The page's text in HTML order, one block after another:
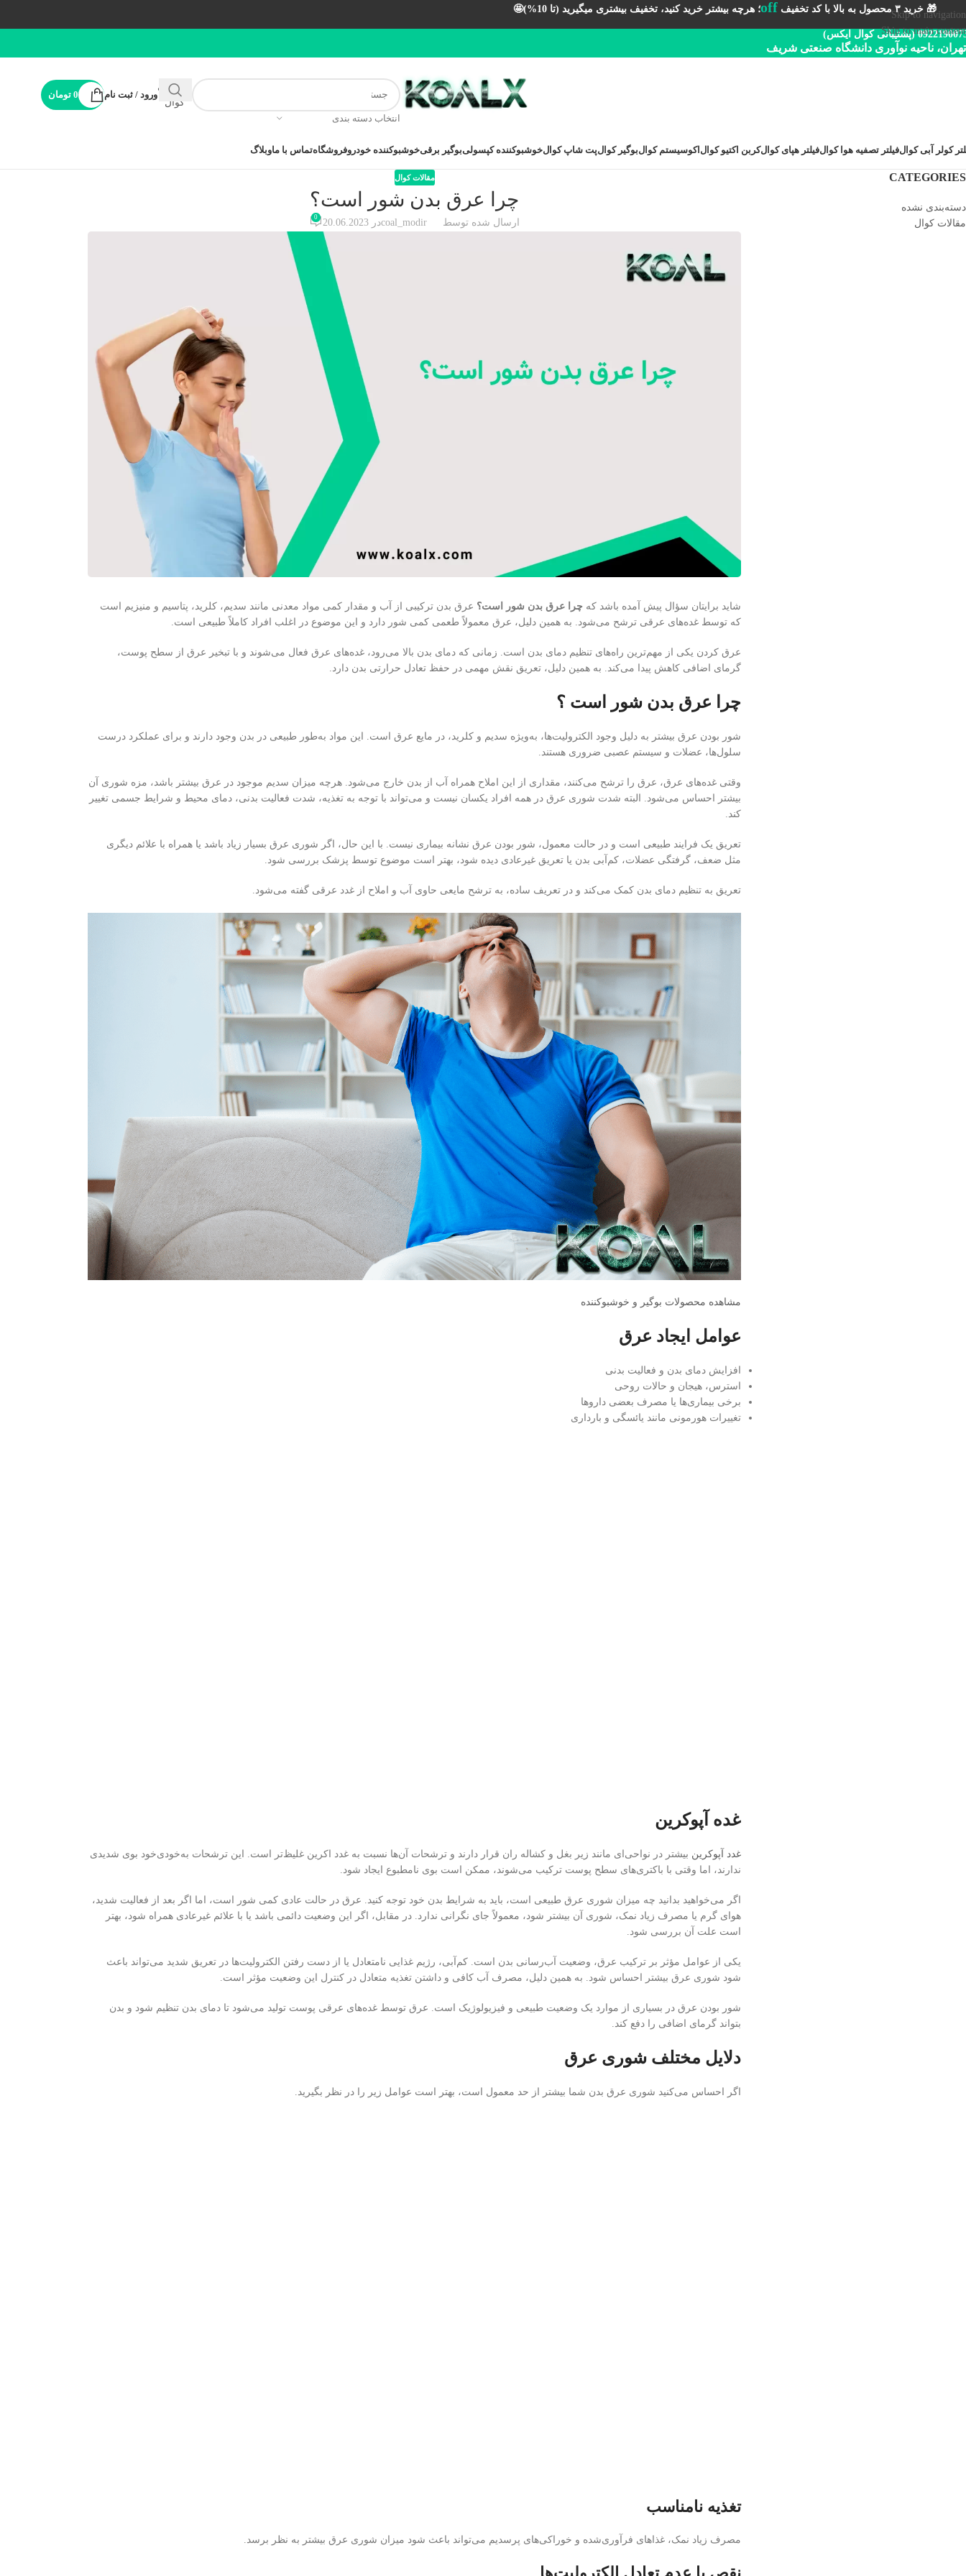
Skip to navigation
Skip to main content
🎁 خرید ۳ محصول به بالا با کد تخفیف off؛ هرچه بیشتر خرید کنید، تخفیف بیشتری میگیرید (تا 10%)🤩
(پشتیبانی کوال ایکس)
تهران، ناحیه نوآوری دانشگاه صنعتی شریف
انتخاب دسته بندی
پشتیبانی
کوال
ورود / ثبت نام 0 تومان
کولر آبی کوالفیلتر تصفیه هوا کوالفیلتر هپای کوالکربن اکتیو کوال اکوسیستم کوالبوگیر کوالپت شاپ کوالخوشبوکننده کپسولیبوگیر برقیخوشبوکننده خودروفروشگاهتماس با ماوبلاگ
CATEGORIES
دسته‌بندی نشده
مقالات کوال
مقالات کوال
چرا عرق بدن شور است؟
ارسال شده توسط coal_modirدر 20.06.2023 0
شاید برایتان سؤال پیش آمده باشد که چرا عرق بدن شور است؟ عرق بدن ترکیبی از آب و مقدار کمی مواد معدنی مانند سدیم، کلرید، پتاسیم و منیزیم است
که توسط غده‌های عرقی ترشح می‌شود. به همین دلیل، عرق معمولاً طعمی کمی شور دارد و این موضوع در اغلب افراد کاملاً طبیعی است.
عرق کردن یکی از مهم‌ترین راه‌های تنظیم دمای بدن است. زمانی که دمای بدن بالا می‌رود، غده‌های عرق فعال می‌شوند و با تبخیر عرق از سطح پوست،
گرمای اضافی کاهش پیدا می‌کند. به همین دلیل، تعریق نقش مهمی در حفظ تعادل حرارتی بدن دارد.
چرا عرق بدن شور است ؟
شور بودن عرق بیشتر به دلیل وجود الکترولیت‌ها، به‌ویژه سدیم و کلرید، در مایع عرق است. این مواد به‌طور طبیعی در بدن وجود دارند و برای عملکرد درست
سلول‌ها، عضلات و سیستم عصبی ضروری هستند.
وقتی غده‌های عرق، عرق را ترشح می‌کنند، مقداری از این املاح همراه آب از بدن خارج می‌شود. هرچه میزان سدیم موجود در عرق بیشتر باشد، مزه شوری آن
بیشتر احساس می‌شود. البته شدت شوری عرق در همه افراد یکسان نیست و می‌تواند با توجه به تغذیه، شدت فعالیت بدنی، دمای محیط و شرایط جسمی تغییر
کند.
تعریق یک فرایند طبیعی است و در حالت معمول، شور بودن عرق نشانه بیماری نیست. با این حال، اگر شوری عرق بسیار زیاد باشد یا همراه با علائم دیگری
مثل ضعف، گرفتگی عضلات، کم‌آبی بدن یا تعریق غیرعادی دیده شود، بهتر است موضوع توسط پزشک بررسی شود.
تعریق به تنظیم دمای بدن کمک می‌کند و در تعریف ساده، به ترشح مایعی حاوی آب و املاح از غدد عرقی گفته می‌شود.
مشاهده محصولات بوگیر و خوشبوکننده
عوامل ایجاد عرق
افزایش دمای بدن و فعالیت بدنی
استرس، هیجان و حالات روحی
برخی بیماری‌ها یا مصرف بعضی داروها
تغییرات هورمونی مانند یائسگی و بارداری
غده آپوکرین
غدد آپوکرین بیشتر در نواحی‌ای مانند زیر بغل و کشاله ران قرار دارند و ترشحات آن‌ها نسبت به غدد اکرین غلیظ‌تر است. این ترشحات به‌خودی‌خود بوی شدیدی
ندارند، اما وقتی با باکتری‌های سطح پوست ترکیب می‌شوند، ممکن است بوی نامطبوع ایجاد شود.
اگر می‌خواهید بدانید چه میزان شوری عرق طبیعی است، باید به شرایط بدن خود توجه کنید. عرق در حالت عادی کمی شور است، اما اگر بعد از فعالیت شدید،
هوای گرم یا مصرف زیاد نمک، شوری آن بیشتر شود، معمولاً جای نگرانی ندارد. در مقابل، اگر این وضعیت دائمی باشد یا با علائم غیرعادی همراه شود، بهتر
است علت آن بررسی شود.
یکی از عوامل مؤثر بر ترکیب عرق، وضعیت آب‌رسانی بدن است. کم‌آبی، رژیم غذایی نامتعادل یا از دست رفتن الکترولیت‌ها در تعریق شدید می‌تواند باعث
شود شوری عرق بیشتر احساس شود. به همین دلیل، مصرف آب کافی و داشتن تغذیه متعادل در کنترل این وضعیت مؤثر است.
شور بودن عرق در بسیاری از موارد یک وضعیت طبیعی و فیزیولوژیک است. عرق توسط غده‌های عرقی پوست تولید می‌شود تا دمای بدن تنظیم شود و بدن
بتواند گرمای اضافی را دفع کند.
دلایل مختلف شوری عرق
اگر احساس می‌کنید شوری عرق بدن شما بیشتر از حد معمول است، بهتر است عوامل زیر را در نظر بگیرید.
تغذیه نامناسب
مصرف زیاد نمک، غذاهای فرآوری‌شده و خوراکی‌های پرسدیم می‌تواند باعث شود میزان شوری عرق بیشتر به نظر برسد.